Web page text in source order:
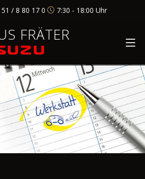
/ 8 80 17 0 7:30 - 18:00 Uhr
FRÄTER